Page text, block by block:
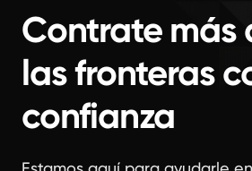
Contrate más
las fronteras
confianza